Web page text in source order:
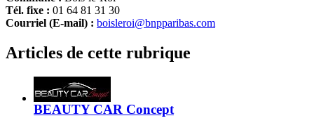
Tél. fixe : 01 64 81 31 30
Courriel (E-mail) : boisleroi@bnpparibas.com
Articles de cette rubrique
BEAUTY CAR Concept